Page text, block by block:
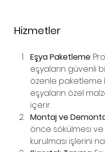
Hizmetler
Eşya Paketleme:
eşyaların güvenli
özenle paketleme
eşyaların özel
içerir.
Montaj ve
önce sökülmesi
kurulması işlerini